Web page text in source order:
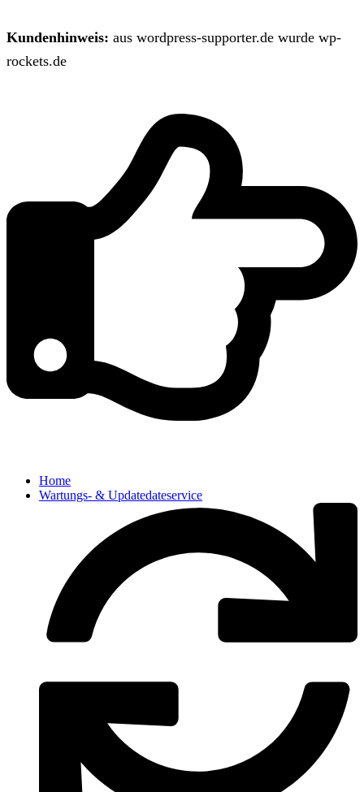
Kundenhinweis: aus wordpress-supporter.de wurde wp-
rockets.de
Home
Wartungs- & Updatedateservice